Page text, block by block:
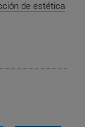
de estética